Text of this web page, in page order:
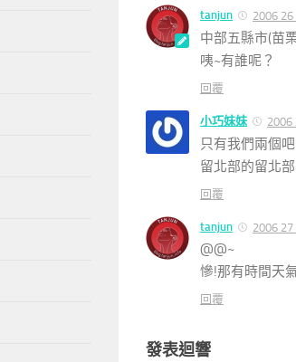
tanjun 2006
中部五縣市(苗
咦~有誰呢？
回覆
小巧妹妹 2006
只有我們兩個吧
留北部的留北
回覆
tanjun 2006
@@~
慘!那有時間天
回覆
發表迴響